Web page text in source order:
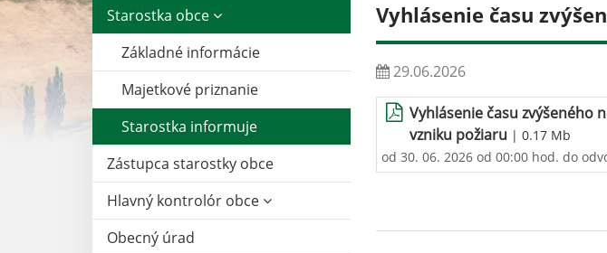
Starostka obce
Základné informácie
Majetkové priznanie
Starostka informuje
Zástupca starostky obce
Hlavný kontrolór obce
Obecný úrad
Vyhlásenie času
29.06.2026
Vyhlásenie času zvýšeného
vzniku požiaru | 0.17 Mb
od 30. 06. 2026 od 00:00 hod. do